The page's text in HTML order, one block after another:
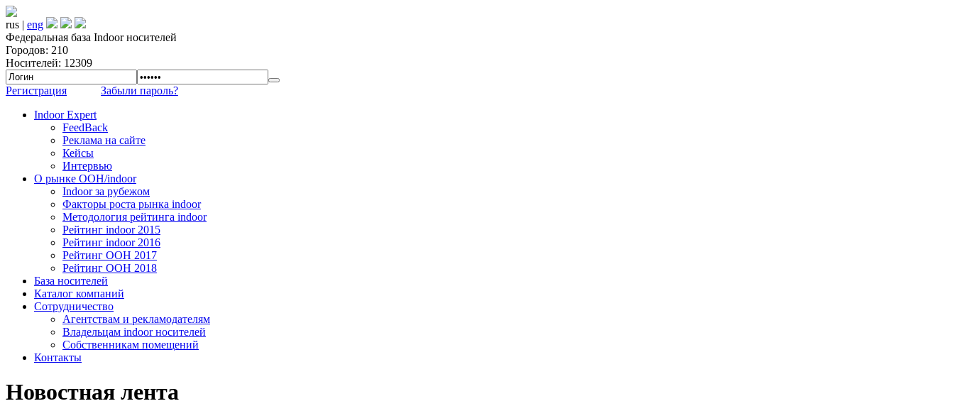
rus | eng
Федеральная база Indoor носителей
Городов: 210
Носителей: 12309
Регистрация
Забыли пароль?
Indoor Expert
FeedBack
Реклама на сайте
Кейсы
Интервью
О рынке OOH/indoor
Indoor за рубежом
Факторы роста рынка indoor
Методология рейтинга indoor
Рейтинг indoor 2015
Рейтинг indoor 2016
Рейтинг OOH 2017
Рейтинг OOH 2018
База носителей
Каталог компаний
Сотрудничество
Агентствам и рекламодателям
Владельцам indoor носителей
Собственникам помещений
Контакты
Новостная лента